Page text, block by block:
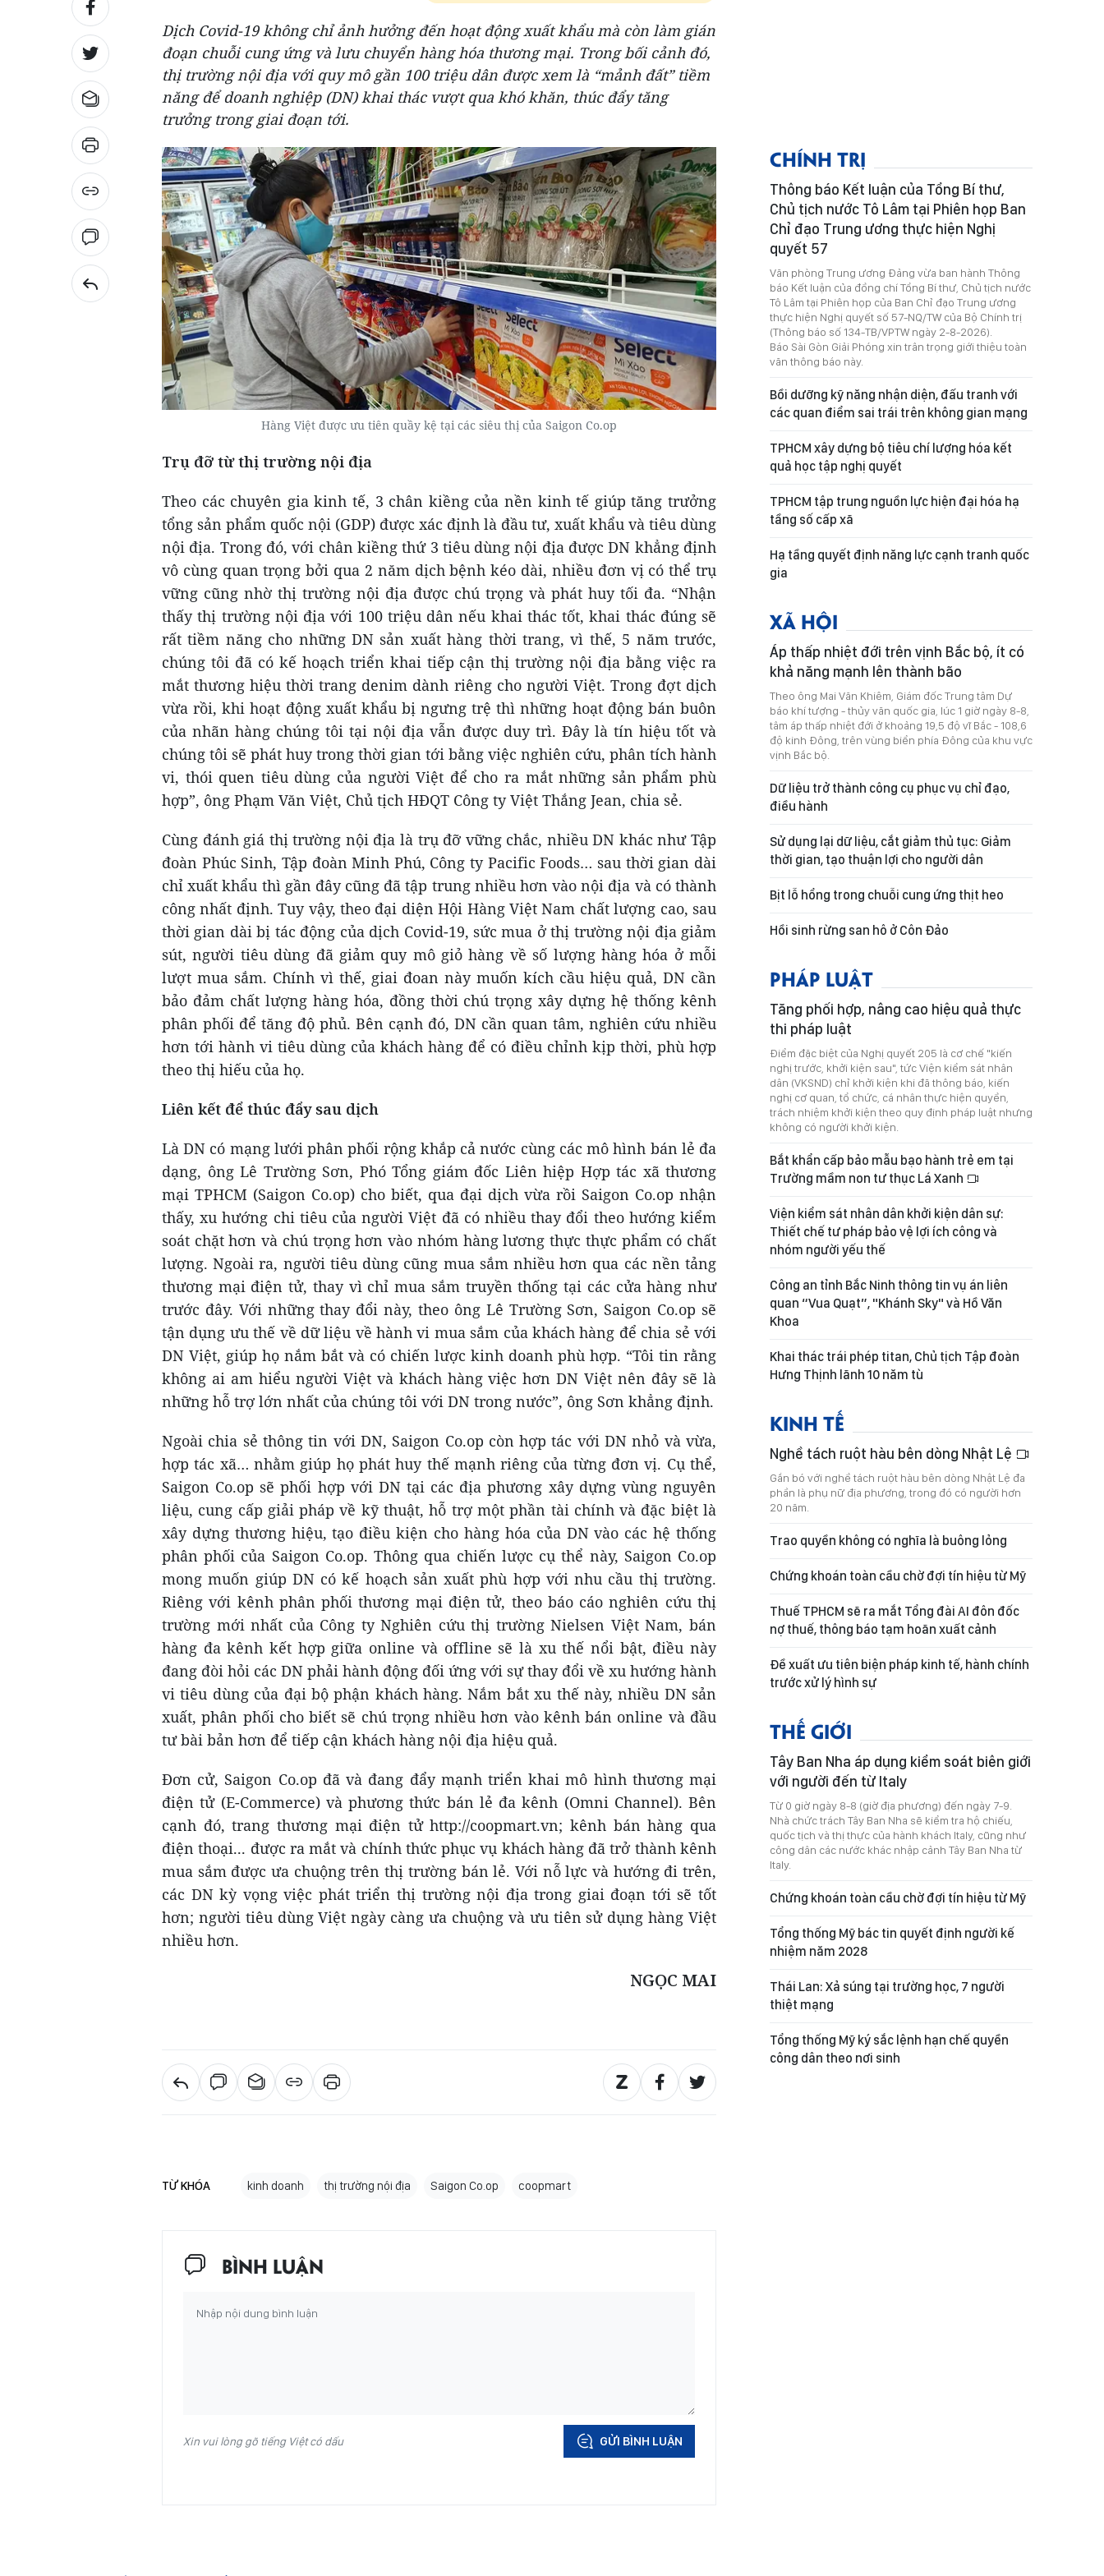
Dịch Covid-19 không chỉ ảnh hưởng đến hoạt động xuất khẩu mà còn làm gián
đoạn chuỗi cung ứng và lưu chuyển hàng hóa thương mại. Trong bối cảnh đó,
thị trường nội địa với quy mô gần 100 triệu dân được xem là “mảnh đất” tiềm
năng để doanh nghiệp (DN) khai thác vượt qua khó khăn, thúc đẩy tăng
trưởng trong giai đoạn tới.
Hàng Việt được ưu tiên quầy kệ tại các siêu thị của Saigon Co.op
Trụ đỡ từ thị trường nội địa
Theo các chuyên gia kinh tế, 3 chân kiềng của nền kinh tế giúp tăng trưởng
tổng sản phẩm quốc nội (GDP) được xác định là đầu tư, xuất khẩu và tiêu dùng
nội địa. Trong đó, với chân kiềng thứ 3 tiêu dùng nội địa được DN khẳng định
vô cùng quan trọng bởi qua 2 năm dịch bệnh kéo dài, nhiều đơn vị có thể trụ
vững cũng nhờ thị trường nội địa được chú trọng và phát huy tối đa. “Nhận
thấy thị trường nội địa với 100 triệu dân nếu khai thác tốt, khai thác đúng sẽ
rất tiềm năng cho những DN sản xuất hàng thời trang, vì thế, 5 năm trước,
chúng tôi đã có kế hoạch triển khai tiếp cận thị trường nội địa bằng việc ra
mắt thương hiệu thời trang denim dành riêng cho người Việt. Trong đợt dịch
vừa rồi, khi hoạt động xuất khẩu bị ngưng trệ thì những hoạt động bán buôn
của nhãn hàng chúng tôi tại nội địa vẫn được duy trì. Đây là tín hiệu tốt và
chúng tôi sẽ phát huy trong thời gian tới bằng việc nghiên cứu, phân tích hành
vi, thói quen tiêu dùng của người Việt để cho ra mắt những sản phẩm phù
hợp”, ông Phạm Văn Việt, Chủ tịch HĐQT Công ty Việt Thắng Jean, chia sẻ.
Cùng đánh giá thị trường nội địa là trụ đỡ vững chắc, nhiều DN khác như Tập
đoàn Phúc Sinh, Tập đoàn Minh Phú, Công ty Pacific Foods… sau thời gian dài
chỉ xuất khẩu thì gần đây cũng đã tập trung nhiều hơn vào nội địa và có thành
công nhất định. Tuy vậy, theo đại diện Hội Hàng Việt Nam chất lượng cao, sau
thời gian dài bị tác động của dịch Covid-19, sức mua ở thị trường nội địa giảm
sút, người tiêu dùng đã giảm quy mô giỏ hàng về số lượng hàng hóa ở mỗi
lượt mua sắm. Chính vì thế, giai đoan này muốn kích cầu hiệu quả, DN cần
bảo đảm chất lượng hàng hóa, đồng thời chú trọng xây dựng hệ thống kênh
phân phối để tăng độ phủ. Bên cạnh đó, DN cần quan tâm, nghiên cứu nhiều
hơn tới hành vi tiêu dùng của khách hàng để có điều chỉnh kịp thời, phù hợp
theo thị hiếu của họ.
Liên kết để thúc đẩy sau dịch
Là DN có mạng lưới phân phối rộng khắp cả nước cùng các mô hình bán lẻ đa
dạng, ông Lê Trường Sơn, Phó Tổng giám đốc Liên hiệp Hợp tác xã thương
mại TPHCM (Saigon Co.op) cho biết, qua đại dịch vừa rồi Saigon Co.op nhận
thấy, xu hướng chi tiêu của người Việt đã có nhiều thay đổi theo hướng kiểm
soát chặt hơn và chú trọng hơn vào nhóm hàng lương thực thực phẩm có chất
lượng. Ngoài ra, người tiêu dùng cũng mua sắm nhiều hơn qua các nền tảng
thương mại điện tử, thay vì chỉ mua sắm truyền thống tại các cửa hàng như
trước đây. Với những thay đổi này, theo ông Lê Trường Sơn, Saigon Co.op sẽ
tận dụng ưu thế về dữ liệu về hành vi mua sắm của khách hàng để chia sẻ với
DN Việt, giúp họ nắm bắt và có chiến lược kinh doanh phù hợp. “Tôi tin rằng
không ai am hiểu người Việt và khách hàng việc hơn DN Việt nên đây sẽ là
những hỗ trợ lớn nhất của chúng tôi với DN trong nước”, ông Sơn khẳng định.
Ngoài chia sẻ thông tin với DN, Saigon Co.op còn hợp tác với DN nhỏ và vừa,
hợp tác xã… nhằm giúp họ phát huy thế mạnh riêng của từng đơn vị. Cụ thể,
Saigon Co.op sẽ phối hợp với DN tại các địa phương xây dựng vùng nguyên
liệu, cung cấp giải pháp về kỹ thuật, hỗ trợ một phần tài chính và đặc biệt là
xây dựng thương hiệu, tạo điều kiện cho hàng hóa của DN vào các hệ thống
phân phối của Saigon Co.op. Thông qua chiến lược cụ thể này, Saigon Co.op
mong muốn giúp DN có kế hoạch sản xuất phù hợp với nhu cầu thị trường.
Riêng với kênh phân phối thương mại điện tử, theo báo cáo nghiên cứu thị
trường mới nhất của Công ty Nghiên cứu thị trường Nielsen Việt Nam, bán
hàng đa kênh kết hợp giữa online và offline sẽ là xu thế nổi bật, điều này
đang đòi hỏi các DN phải hành động đối ứng với sự thay đổi về xu hướng hành
vi tiêu dùng của đại bộ phận khách hàng. Nắm bắt xu thế này, nhiều DN sản
xuất, phân phối cho biết sẽ chú trọng nhiều hơn vào kênh bán online và đầu
tư bài bản hơn để tiếp cận khách hàng nội địa hiệu quả.
Đơn cử, Saigon Co.op đã và đang đẩy mạnh triển khai mô hình thương mại
điện tử (E-Commerce) và phương thức bán lẻ đa kênh (Omni Channel). Bên
cạnh đó, trang thương mại điện tử http://coopmart.vn; kênh bán hàng qua
điện thoại... được ra mắt và chính thức phục vụ khách hàng đã trở thành kênh
mua sắm được ưa chuộng trên thị trường bán lẻ. Với nỗ lực và hướng đi trên,
các DN kỳ vọng việc phát triển thị trường nội địa trong giai đoạn tới sẽ tốt
hơn; người tiêu dùng Việt ngày càng ưa chuộng và ưu tiên sử dụng hàng Việt
nhiều hơn.
NGỌC MAI
TỪ KHÓA kinh doanh thị trường nội địa Saigon Co.op coopmart
BÌNH LUẬN
Xin vui lòng gõ tiếng Việt có dấu GỬI BÌNH LUẬN
CHÍNH TRỊ
Thông báo Kết luận của Tổng Bí thư,
Chủ tịch nước Tô Lâm tại Phiên họp Ban
Chỉ đạo Trung ương thực hiện Nghị
quyết 57
Văn phòng Trung ương Đảng vừa ban hành Thông
báo Kết luận của đồng chí Tổng Bí thư, Chủ tịch nước
Tô Lâm tại Phiên họp của Ban Chỉ đạo Trung ương
thực hiện Nghị quyết số 57-NQ/TW của Bộ Chính trị
(Thông báo số 134-TB/VPTW ngày 2-8-2026).
Báo Sài Gòn Giải Phóng xin trân trọng giới thiệu toàn
văn thông báo này.
Bồi dưỡng kỹ năng nhận diện, đấu tranh với
các quan điểm sai trái trên không gian mạng
TPHCM xây dựng bộ tiêu chí lượng hóa kết
quả học tập nghị quyết
TPHCM tập trung nguồn lực hiện đại hóa hạ
tầng số cấp xã
Hạ tầng quyết định năng lực cạnh tranh quốc
gia
XÃ HỘI
Áp thấp nhiệt đới trên vịnh Bắc bộ, ít có
khả năng mạnh lên thành bão
Theo ông Mai Văn Khiêm, Giám đốc Trung tâm Dự
báo khí tượng - thủy văn quốc gia, lúc 1 giờ ngày 8-8,
tâm áp thấp nhiệt đới ở khoảng 19,5 độ vĩ Bắc - 108,6
độ kinh Đông, trên vùng biển phía Đông của khu vực
vịnh Bắc bộ.
Dữ liệu trở thành công cụ phục vụ chỉ đạo,
điều hành
Sử dụng lại dữ liệu, cắt giảm thủ tục: Giảm
thời gian, tạo thuận lợi cho người dân
Bịt lỗ hổng trong chuỗi cung ứng thịt heo
Hồi sinh rừng san hô ở Côn Đảo
PHÁP LUẬT
Tăng phối hợp, nâng cao hiệu quả thực
thi pháp luật
Điểm đặc biệt của Nghị quyết 205 là cơ chế "kiến
nghị trước, khởi kiện sau", tức Viện kiểm sát nhân
dân (VKSND) chỉ khởi kiện khi đã thông báo, kiến
nghị cơ quan, tổ chức, cá nhân thực hiện quyền,
trách nhiệm khởi kiện theo quy định pháp luật nhưng
không có người khởi kiện.
Bắt khẩn cấp bảo mẫu bạo hành trẻ em tại
Trường mầm non tư thục Lá Xanh
Viện kiểm sát nhân dân khởi kiện dân sự:
Thiết chế tư pháp bảo vệ lợi ích công và
nhóm người yếu thế
Công an tỉnh Bắc Ninh thông tin vụ án liên
quan “Vua Quạt”, "Khánh Sky" và Hồ Văn
Khoa
Khai thác trái phép titan, Chủ tịch Tập đoàn
Hưng Thịnh lãnh 10 năm tù
KINH TẾ
Nghề tách ruột hàu bên dòng Nhật Lệ
Gắn bó với nghề tách ruột hàu bên dòng Nhật Lệ đa
phần là phụ nữ địa phương, trong đó có người hơn
20 năm.
Trao quyền không có nghĩa là buông lỏng
Chứng khoán toàn cầu chờ đợi tín hiệu từ Mỹ
Thuế TPHCM sẽ ra mắt Tổng đài AI đôn đốc
nợ thuế, thông báo tạm hoãn xuất cảnh
Đề xuất ưu tiên biện pháp kinh tế, hành chính
trước xử lý hình sự
THẾ GIỚI
Tây Ban Nha áp dụng kiểm soát biên giới
với người đến từ Italy
Từ 0 giờ ngày 8-8 (giờ địa phương) đến ngày 7-9.
Nhà chức trách Tây Ban Nha sẽ kiểm tra hộ chiếu,
quốc tịch và thị thực của hành khách Italy, cũng như
công dân các nước khác nhập cảnh Tây Ban Nha từ
Italy.
Chứng khoán toàn cầu chờ đợi tín hiệu từ Mỹ
Tổng thống Mỹ bác tin quyết định người kế
nhiệm năm 2028
Thái Lan: Xả súng tại trường học, 7 người
thiệt mạng
Tổng thống Mỹ ký sắc lệnh hạn chế quyền
công dân theo nơi sinh